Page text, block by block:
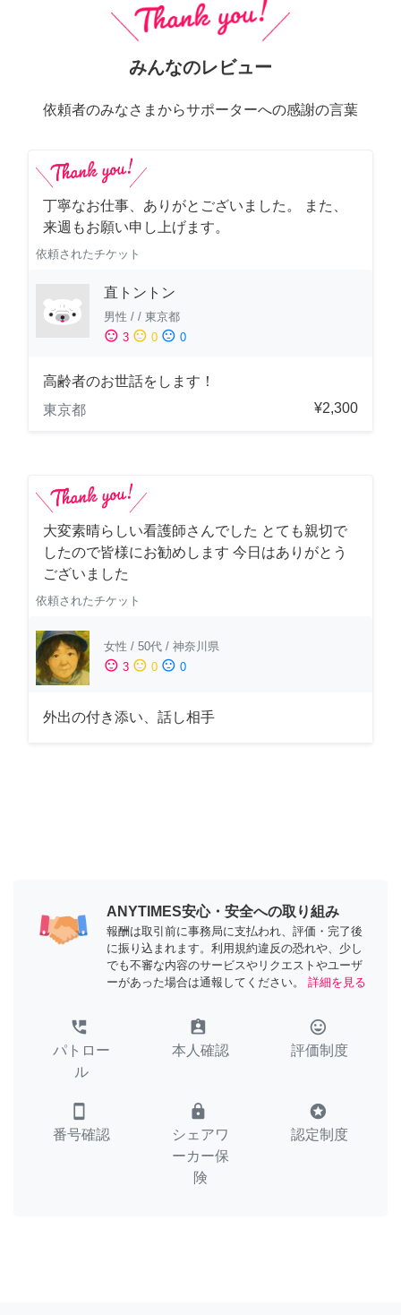
みんなのレビュー
依頼者のみなさまからサポーターへの感謝の言葉
丁寧なお仕事、ありがとございました。 また、
来週もお願い申し上げます。
依頼されたチケット
直トントン
男性 / / 東京都
sentiment_satisfied 3 sentiment_neutral 0 sentiment_dissatisfied 0
高齢者のお世話をします！
東京都
¥2,300
大変素晴らしい看護師さんでした とても親切で
したので皆様にお勧めします 今日はありがとう
ございました
依頼されたチケット
女性 / 50代 / 神奈川県
sentiment_satisfied 3 sentiment_neutral 0 sentiment_dissatisfied 0
外出の付き添い、話し相手
ANYTIMES安心・安全への取り組み
報酬は取引前に事務局に支払われ、評価・完了後
に振り込まれます。利用規約違反の恐れや、少し
でも不審な内容のサービスやリクエストやユーザ
ーがあった場合は通報してください。
詳細を見る
perm_phone_msg
パトロー
ル
assignment_ind
本人確認
tag_faces
評価制度
smartphone
番号確認
lock
シェアワ
ーカー保
険
stars
認定制度